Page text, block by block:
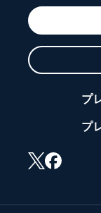
プ
プ